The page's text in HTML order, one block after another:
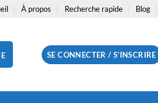
À propos Recherche rapide Blog
SE CONNECTER / S’INSCRIRE